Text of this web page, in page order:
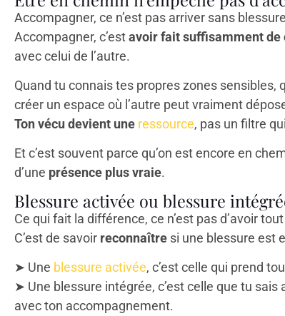
Accompagner, ce n’est pas arriver sans
Accompagner, c’estavoir fait suffisamment de
avec celui de l’autre.
Quand tu connais tes propres zones sensibles,
créer un espace où l’autre peut vraiment
Ton vécu devient une ressource, pas un filtre
Et c’est souvent parce qu’on est encore en
d’une présence plus vraie.
Blessure activée ou blessure
Ce qui fait la différence, ce n’est pas d’avoir tout
C’est de savoir reconnaître si une blessure est
➤ Une blessure activée, c’est celle qui prend
➤ Une blessure intégrée, c’est celle que tu
avec ton accompagnement.